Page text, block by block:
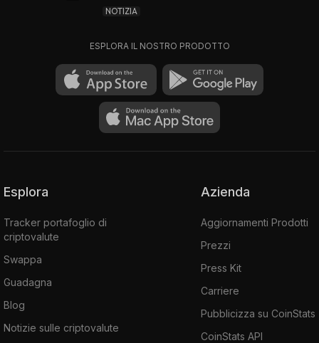
NOTIZIA
ESPLORA IL NOSTRO PRODOTTO
Esplora
Tracker portafoglio di
criptovalute
Swappa
Guadagna
Blog
Notizie sulle criptovalute
Azienda
Aggiornamenti Prodotti
Prezzi
Press Kit
Carriere
Pubblicizza su CoinStats
CoinStats API